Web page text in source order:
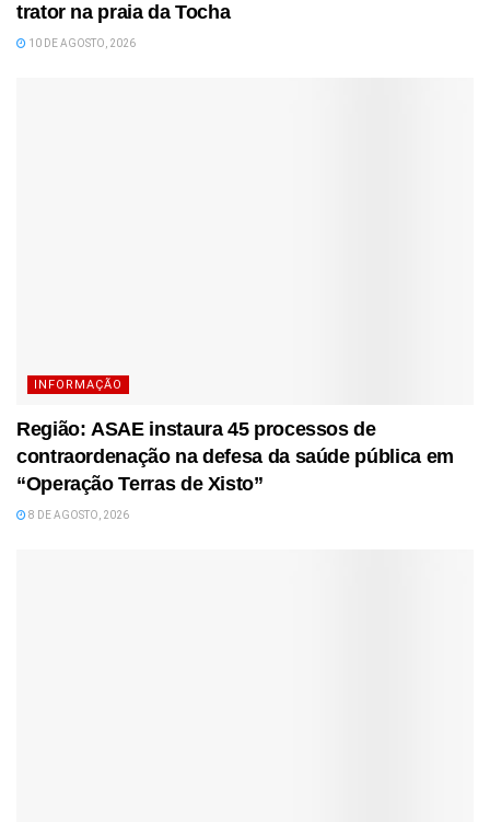
trator na praia da Tocha
10 DE AGOSTO, 2026
INFORMAÇÃO
Região: ASAE instaura 45 processos de
contraordenação na defesa da saúde pública em
“Operação Terras de Xisto”
8 DE AGOSTO, 2026